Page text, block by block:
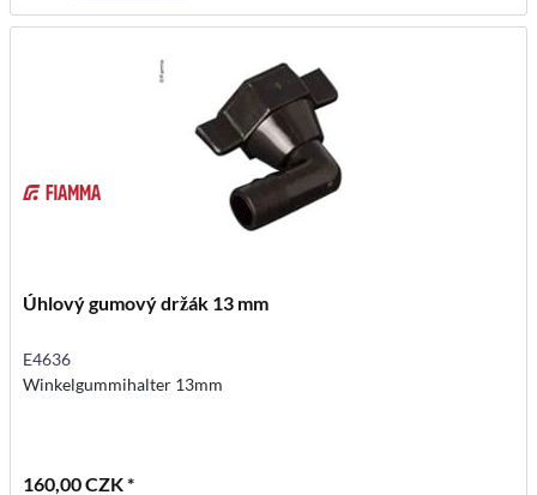
Úhlový gumový držák 13 mm
E4636
Winkelgummihalter 13mm
160,00 CZK *